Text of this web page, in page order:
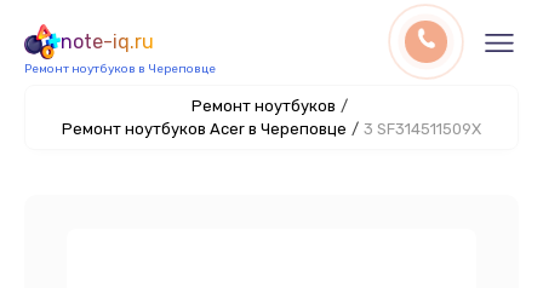
note-iq.ru
Ремонт ноутбуков в Череповце
Ремонт ноутбуков /
Ремонт ноутбуков Acer в Череповце / 3 SF314511509X